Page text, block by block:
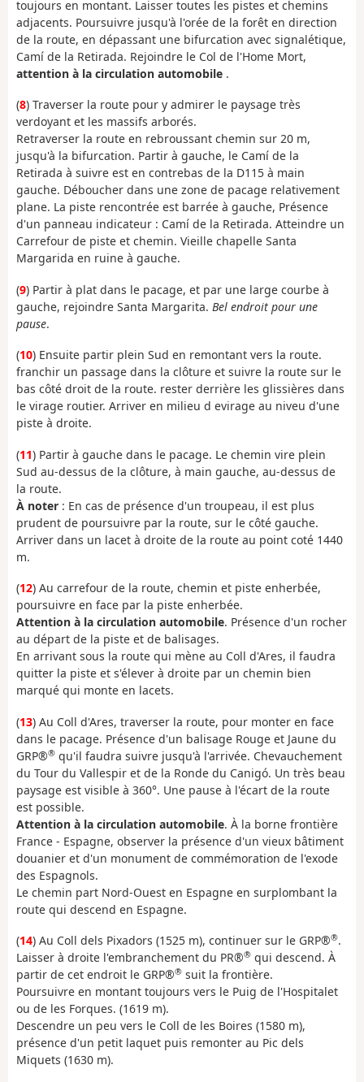
toujours en montant. Laisser toutes les pistes et chemins
adjacents. Poursuivre jusqu'à l'orée de la forêt en direction
de la route, en dépassant une bifurcation avec signalétique,
Camí de la Retirada. Rejoindre le Col de l'Home Mort,
attention à la circulation automobile .
(8) Traverser la route pour y admirer le paysage très
verdoyant et les massifs arborés.
Retraverser la route en rebroussant chemin sur 20 m,
jusqu'à la bifurcation. Partir à gauche, le Camí de la
Retirada à suivre est en contrebas de la D115 à main
gauche. Déboucher dans une zone de pacage relativement
plane. La piste rencontrée est barrée à gauche, Présence
d'un panneau indicateur : Camí de la Retirada. Atteindre un
Carrefour de piste et chemin. Vieille chapelle Santa
Margarida en ruine à gauche.
(9) Partir à plat dans le pacage, et par une large courbe à
gauche, rejoindre Santa Margarita. Bel endroit pour une
pause.
(10) Ensuite partir plein Sud en remontant vers la route.
franchir un passage dans la clôture et suivre la route sur le
bas côté droit de la route. rester derrière les glissières dans
le virage routier. Arriver en milieu d evirage au niveu d'une
piste à droite.
(11) Partir à gauche dans le pacage. Le chemin vire plein
Sud au-dessus de la clôture, à main gauche, au-dessus de
la route.
À noter : En cas de présence d'un troupeau, il est plus
prudent de poursuivre par la route, sur le côté gauche.
Arriver dans un lacet à droite de la route au point coté 1440
m.
(12) Au carrefour de la route, chemin et piste enherbée,
poursuivre en face par la piste enherbée.
Attention à la circulation automobile. Présence d'un rocher
au départ de la piste et de balisages.
En arrivant sous la route qui mène au Coll d'Ares, il faudra
quitter la piste et s'élever à droite par un chemin bien
marqué qui monte en lacets.
(13) Au Coll d'Ares, traverser la route, pour monter en face
dans le pacage. Présence d'un balisage Rouge et Jaune du
GRP®® qu'il faudra suivre jusqu'à l'arrivée. Chevauchement
du Tour du Vallespir et de la Ronde du Canigó. Un très beau
paysage est visible à 360°. Une pause à l'écart de la route
est possible.
Attention à la circulation automobile. À la borne frontière
France - Espagne, observer la présence d'un vieux bâtiment
douanier et d'un monument de commémoration de l'exode
des Espagnols.
Le chemin part Nord-Ouest en Espagne en surplombant la
route qui descend en Espagne.
(14) Au Coll dels Pixadors (1525 m), continuer sur le GRP®®.
Laisser à droite l'embranchement du PR®® qui descend. À
partir de cet endroit le GRP®® suit la frontière.
Poursuivre en montant toujours vers le Puig de l'Hospitalet
ou de les Forques. (1619 m).
Descendre un peu vers le Coll de les Boires (1580 m),
présence d'un petit laquet puis remonter au Pic dels
Miquets (1630 m).